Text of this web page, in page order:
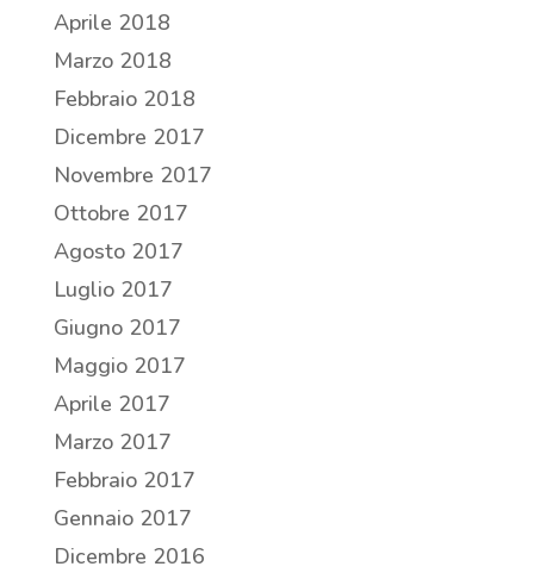
Aprile 2018
Marzo 2018
Febbraio 2018
Dicembre 2017
Novembre 2017
Ottobre 2017
Agosto 2017
Luglio 2017
Giugno 2017
Maggio 2017
Aprile 2017
Marzo 2017
Febbraio 2017
Gennaio 2017
Dicembre 2016